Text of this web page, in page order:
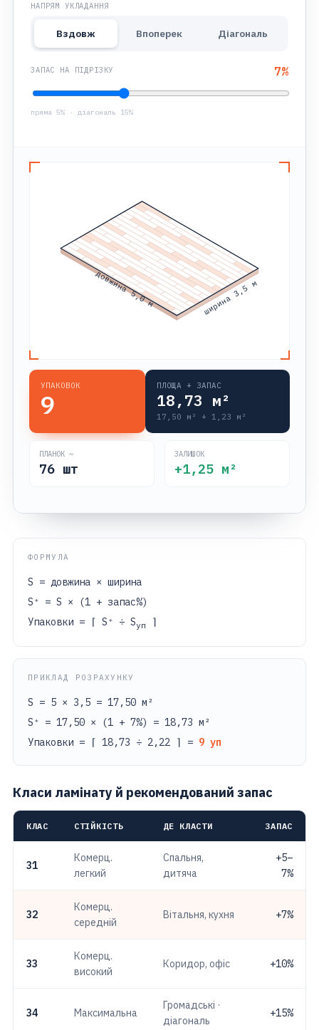
НАПРЯМ УКЛАДАННЯ
Вздовж Впоперек Діагональ
ЗАПАС НА ПІДРІЗКУ 7%
пряма 5% · діагональ 15%
довжина 5,0 м ширина 3,5 м
УПАКОВОК
9
ПЛОЩА + ЗАПАС
18,73 м²
17,50 м² + 1,23 м²
ПЛАНОК ~
76 шт
ЗАЛИШОК
+1,25 м²
ФОРМУЛА
S = довжина × ширина
S⁺ = S × (1 + запас%)
Упаковки = ⌈ S⁺ ÷ Sуп ⌉
ПРИКЛАД РОЗРАХУНКУ
S = 5 × 3,5 = 17,50 м²
S⁺ = 17,50 × (1 + 7%) = 18,73 м²
Упаковки = ⌈ 18,73 ÷ 2,22 ⌉ = 9 уп
Класи ламінату й рекомендований запас
КЛАС СТІЙКІСТЬ ДЕ КЛАСТИ ЗАПАС
31
Комерц.
легкий
Спальня,
дитяча
+5–
7%
32
Комерц.
середній
Вітальня, кухня +7%
33
Комерц.
високий
Коридор, офіс +10%
34 Максимальна
Громадські ·
діагональ
+15%